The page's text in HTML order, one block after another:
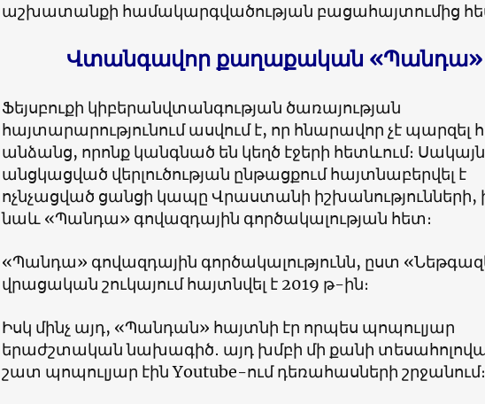
աշխատանքի համակարգվածության բացահայտումից
Վտանգավոր քաղաքական «Պանդա»
Ֆեյսբուքի կիբերանվտանգության ծառայության
հայտարարությունում ասվում է, որ հնարավոր չէ պարզել
անձանց, որոնք կանգնած են կեղծ էջերի հետևում։ Սակայն
անցկացված վերլուծության ընթացքում հայտնաբերվել է
ոչնչացված ցանցի կապը Վրաստանի իշխանությունների,
նաև «Պանդա» գովազդային գործակալության հետ։
«Պանդա» գովազդային գործակալությունն, ըստ
վրացական շուկայում հայտնվել է 2019 թ-ին։
Իսկ մինչ այդ, «Պանդան» հայտնի էր որպես պոպուլյար
երաժշտական նախագիծ․ այդ խմբի մի քանի
շատ պոպուլյար էին Youtube-ում դեռահասների շրջանում։